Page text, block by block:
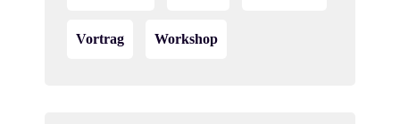
Vortrag Workshop